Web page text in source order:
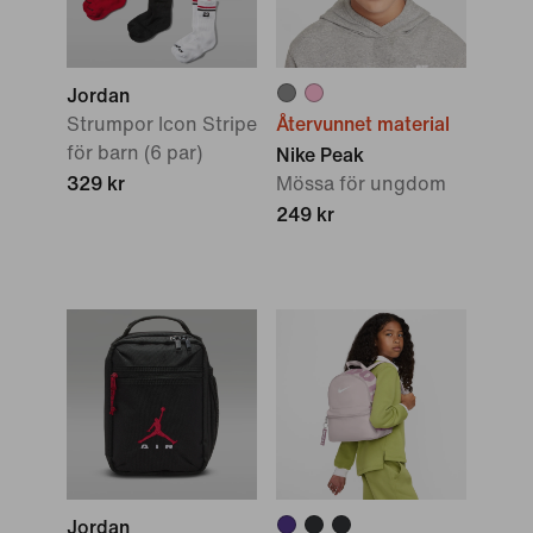
Jordan
Strumpor Icon Stripe
för barn (6 par)
329 kr
Återvunnet material
Nike Peak
Mössa för ungdom
249 kr
Jordan